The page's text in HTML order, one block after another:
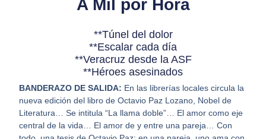
A Mil por Hora
**Túnel del dolor
**Escalar cada día
**Veracruz desde la ASF
BANDERAZO DE SALIDA: En las librerías locales circula la
nueva edición del libro de Octavio Paz Lozano, Nobel de
Literatura… Se intitula “La llama doble”… El amor como eje
central de la vida… El amor de y entre una pareja… Con